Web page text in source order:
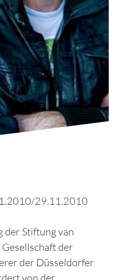
29.11.2010
Stiftung van
der
der Düsseldorfer